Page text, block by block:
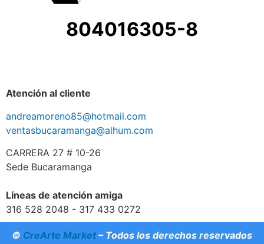
804016305-8
Atención al cliente
andreamoreno85@hotmail.com
ventasbucaramanga@alhum.com
CARRERA 27 # 10-26
Sede Bucaramanga
Líneas de atención amiga
316 528 2048 - 317 433 0272
© CreArte Market – Todos los derechos reservados